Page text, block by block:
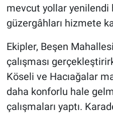
mevcut yollar yenilendi
güzergâhları hizmete
Ekipler, Beşen
çalışması
Köseli ve Hacıağalar
daha konforlu hale
çalışmaları yaptı.